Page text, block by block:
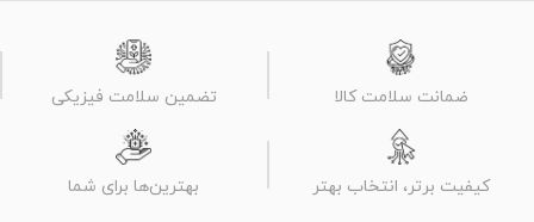
ضمانت سلامت کالا تضمین سلامت فیزیکی
کیفیت برتر، انتخاب بهتر بهترین‌ها برای شما